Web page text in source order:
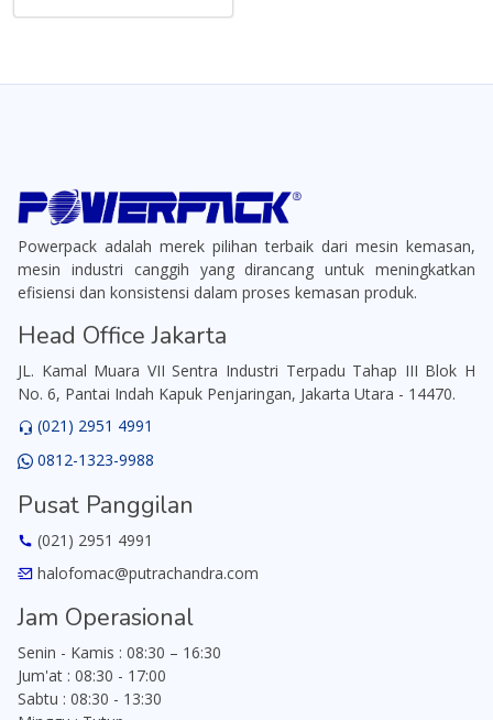
Powerpack adalah merek pilihan terbaik dari mesin kemasan,
mesin industri canggih yang dirancang untuk meningkatkan
efisiensi dan konsistensi dalam proses kemasan produk.
Head Office Jakarta
JL. Kamal Muara VII Sentra Industri Terpadu Tahap III Blok H
No. 6, Pantai Indah Kapuk Penjaringan, Jakarta Utara - 14470.
(021) 2951 4991
0812-1323-9988
Pusat Panggilan
(021) 2951 4991
halofomac@putrachandra.com
Jam Operasional
Senin - Kamis : 08:30 – 16:30
Jum'at : 08:30 - 17:00
Sabtu : 08:30 - 13:30